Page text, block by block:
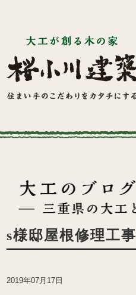
s様邸屋根修理工事
2019年07月17日